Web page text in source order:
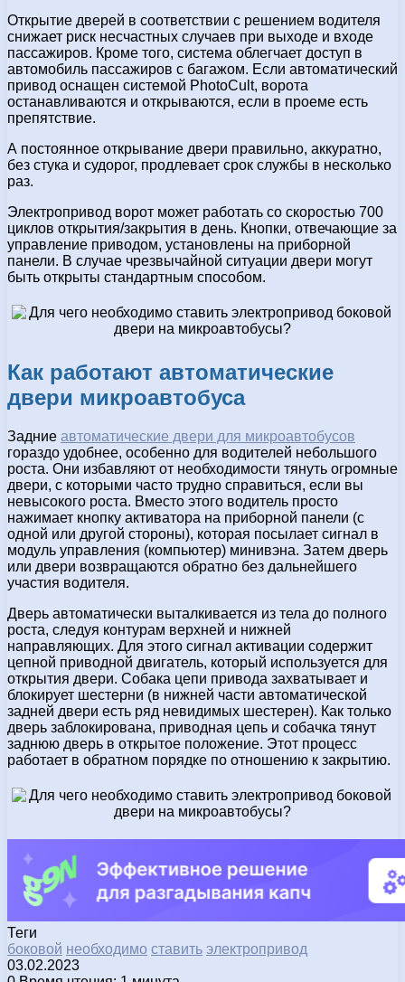
Открытие дверей в соответствии с решением водителя
снижает риск несчастных случаев при выходе и входе
пассажиров. Кроме того, система облегчает доступ в
автомобиль пассажиров с багажом. Если автоматический
привод оснащен системой PhotoCult, ворота
останавливаются и открываются, если в проеме есть
препятствие.
А постоянное открывание двери правильно, аккуратно,
без стука и судорог, продлевает срок службы в несколько
раз.
Электропривод ворот может работать со скоростью 700
циклов открытия/закрытия в день. Кнопки, отвечающие за
управление приводом, установлены на приборной
панели. В случае чрезвычайной ситуации двери могут
быть открыты стандартным способом.
Как работают автоматические
двери микроавтобуса
Задние автоматические двери для микроавтобусов
гораздо удобнее, особенно для водителей небольшого
роста. Они избавляют от необходимости тянуть огромные
двери, с которыми часто трудно справиться, если вы
невысокого роста. Вместо этого водитель просто
нажимает кнопку активатора на приборной панели (с
одной или другой стороны), которая посылает сигнал в
модуль управления (компьютер) минивэна. Затем дверь
или двери возвращаются обратно без дальнейшего
участия водителя.
Дверь автоматически выталкивается из тела до полного
роста, следуя контурам верхней и нижней
направляющих. Для этого сигнал активации содержит
цепной приводной двигатель, который используется для
открытия двери. Собака цепи привода захватывает и
блокирует шестерни (в нижней части автоматической
задней двери есть ряд невидимых шестерен). Как только
дверь заблокирована, приводная цепь и собачка тянут
заднюю дверь в открытое положение. Этот процесс
работает в обратном порядке по отношению к закрытию.
Теги
боковой необходимо ставить электропривод
03.02.2023